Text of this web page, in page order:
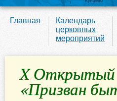
Главная
Календарь
церковных
мероприятий
X Открытый
«Призван